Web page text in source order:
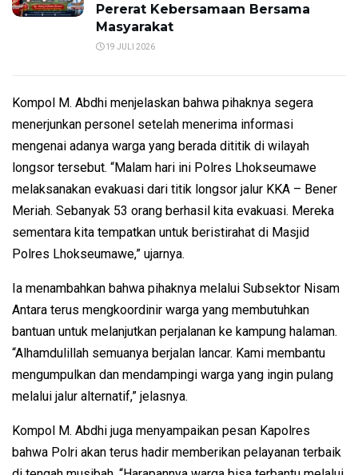
Pererat Kebersamaan Bersama
Masyarakat
19 JULI 2026
Kompol M. Abdhi menjelaskan bahwa pihaknya segera
menerjunkan personel setelah menerima informasi
mengenai adanya warga yang berada dititik di wilayah
longsor tersebut. “Malam hari ini Polres Lhokseumawe
melaksanakan evakuasi dari titik longsor jalur KKA – Bener
Meriah. Sebanyak 53 orang berhasil kita evakuasi. Mereka
sementara kita tempatkan untuk beristirahat di Masjid
Polres Lhokseumawe,” ujarnya.
Ia menambahkan bahwa pihaknya melalui Subsektor Nisam
Antara terus mengkoordinir warga yang membutuhkan
bantuan untuk melanjutkan perjalanan ke kampung halaman.
“Alhamdulillah semuanya berjalan lancar. Kami membantu
mengumpulkan dan mendampingi warga yang ingin pulang
melalui jalur alternatif,” jelasnya.
Kompol M. Abdhi juga menyampaikan pesan Kapolres
bahwa Polri akan terus hadir memberikan pelayanan terbaik